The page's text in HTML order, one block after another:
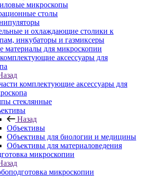
микроскопы
столы
и охлаждающие столики к
инкубаторы и газмиксеры
материалы для микроскопии
аксессуары для
комплектующие аксессуары для
стеклянные
Назад
Объективы
Объективы для биологии и медицины
Объективы для материаловедения
микроскопии
микроскопии